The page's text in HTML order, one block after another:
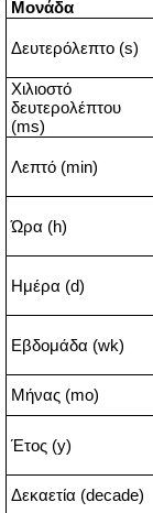
Μονάδα
Δευτερόλεπτο (s)
Χιλιοστό
δευτερολέπτου
(ms)
Λεπτό (min)
Ώρα (h)
Ημέρα (d)
Εβδομάδα (wk)
Μήνας (mo)
Έτος (y)
Δεκαετία (decade)